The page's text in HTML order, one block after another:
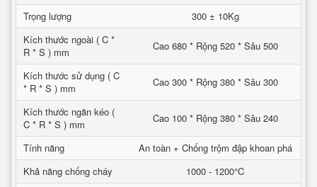
Trọng lượng
300 ± 10Kg
Kích thước ngoài ( C *
R * S ) mm
Cao 680 * Rộng 520 * Sâu 500
Kích thước sử dụng ( C
* R * S ) mm
Cao 300 * Rộng 380 * Sâu 300
Kích thước ngăn kéo (
C * R * S ) mm
Cao 100 * Rộng 380 * Sâu 240
Tính năng
An toàn + Chống trộm đập khoan phá
Khả năng chống cháy
1000 - 1200°C